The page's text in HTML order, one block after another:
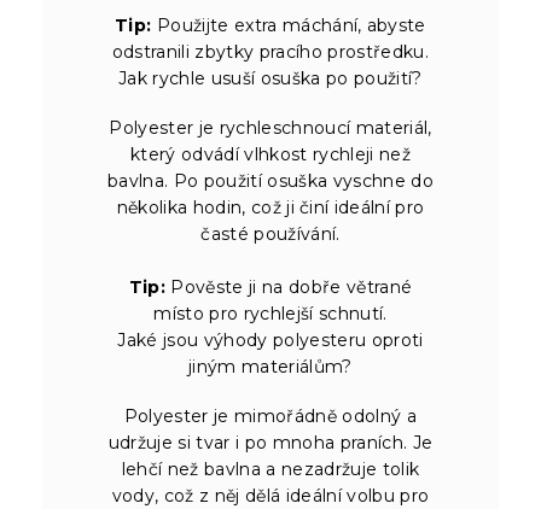
Tip: Použijte extra máchání, abyste
odstranili zbytky pracího prostředku.
Jak rychle usuší osuška po použití?
Polyester je rychleschnoucí materiál,
který odvádí vlhkost rychleji než
bavlna. Po použití osuška vyschne do
několika hodin, což ji činí ideální pro
časté používání.
Tip: Pověste ji na dobře větrané
místo pro rychlejší schnutí.
Jaké jsou výhody polyesteru oproti
jiným materiálům?
Polyester je mimořádně odolný a
udržuje si tvar i po mnoha praních. Je
lehčí než bavlna a nezadržuje tolik
vody, což z něj dělá ideální volbu pro